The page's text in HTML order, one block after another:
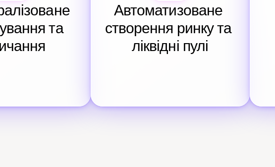
та
Автоматизоване
створення ринку та
ліквідні пулі